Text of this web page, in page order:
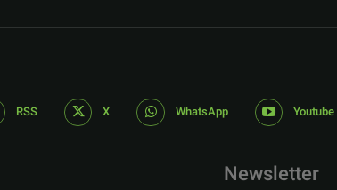
RSS X WhatsApp Youtube
Newsletter